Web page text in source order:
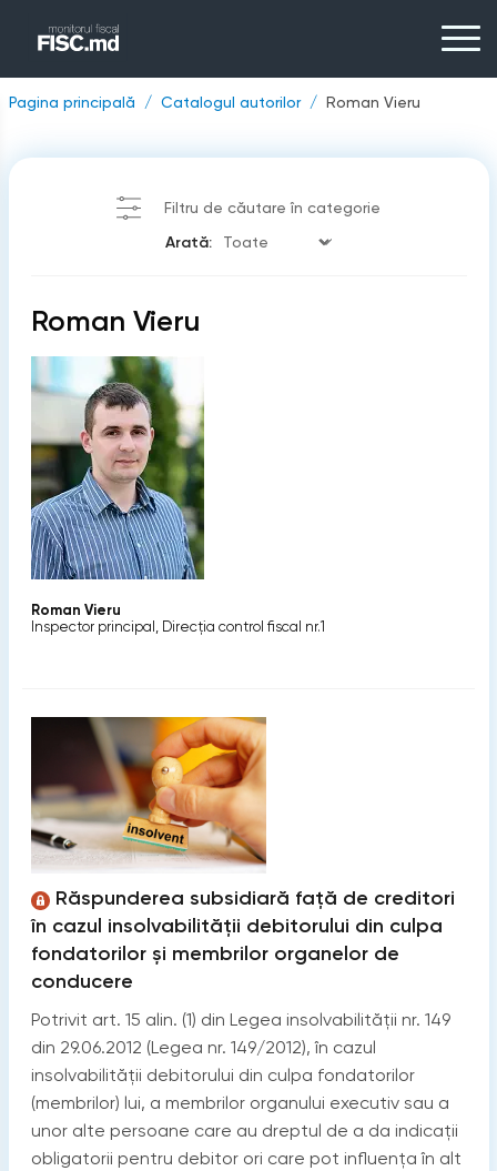
Pagina principală Catalogul autorilor Roman Vieru
Filtru de căutare în categorie
Arată:
Roman Vieru
Roman Vieru
Inspector principal, Direcţia control fiscal nr.1
Răspunderea subsidiară față de creditori
în cazul insolvabilității debitorului din culpa
fondatorilor și membrilor organelor de
conducere
Potrivit art. 15 alin. (1) din Legea insolvabilității nr. 149
din 29.06.2012 (Legea nr. 149/2012), în cazul
insolvabilității debitorului din culpa fondatorilor
(membrilor) lui, a membrilor organului executiv sau a
unor alte persoane care au dreptul de a da indicații
obligatorii pentru debitor ori care pot influența în alt